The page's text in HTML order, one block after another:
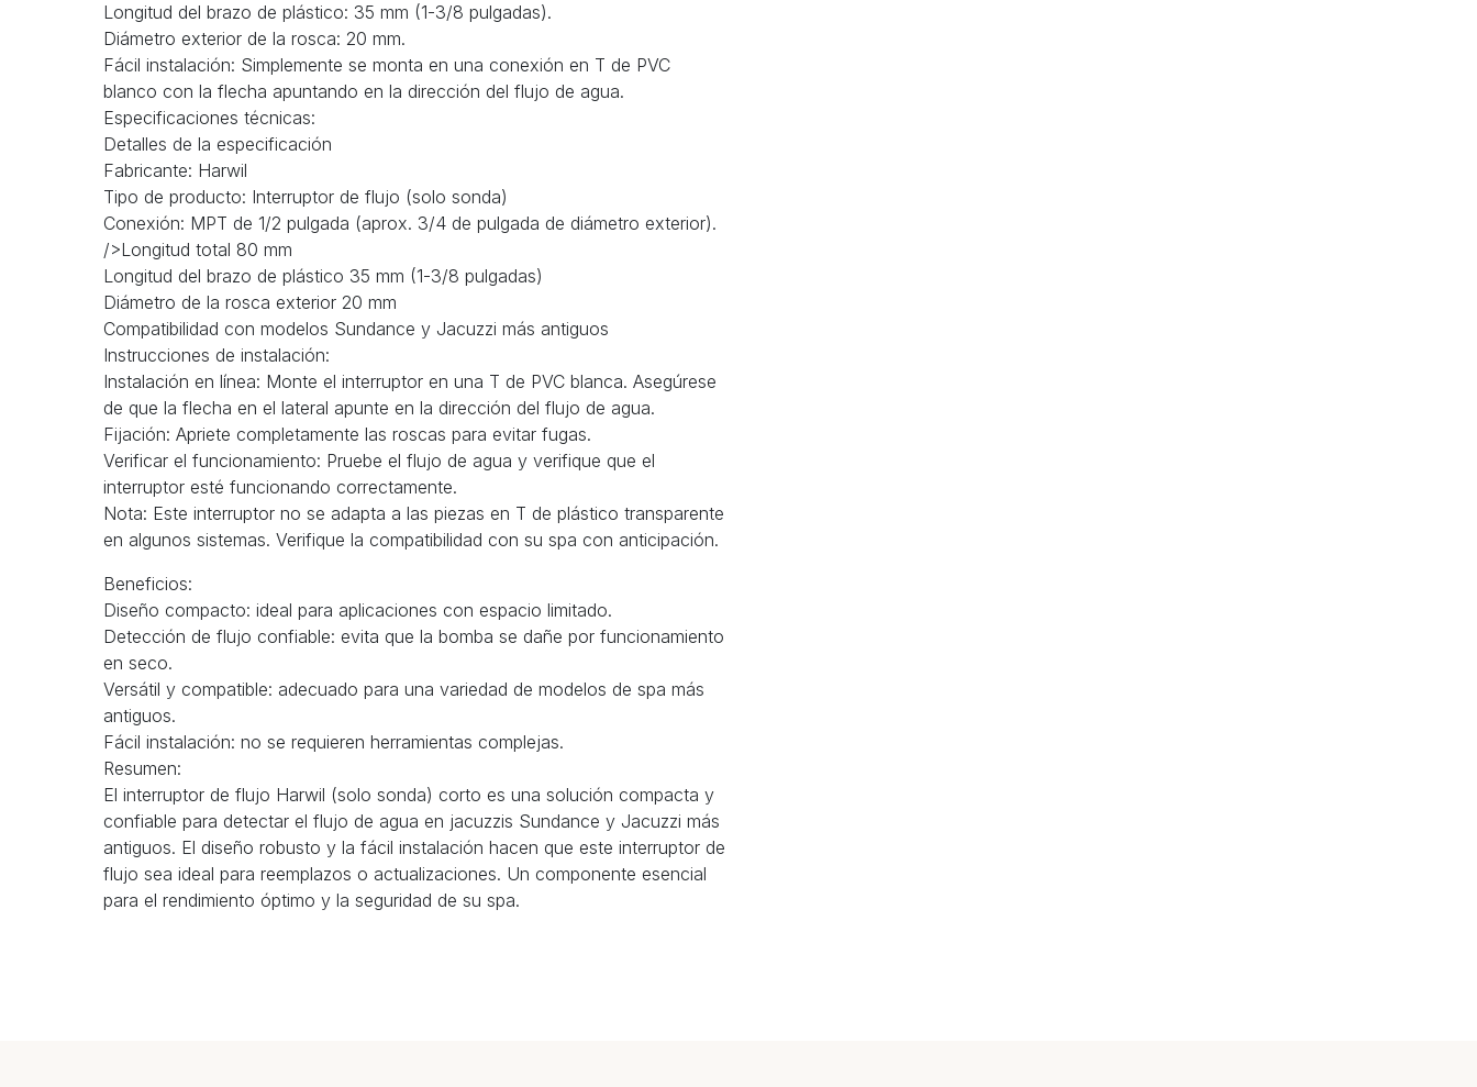
Longitud del brazo de plástico: 35 mm (1-3/8 pulgadas).
Diámetro exterior de la rosca: 20 mm.
Fácil instalación: Simplemente se monta en una conexión en T de PVC
blanco con la flecha apuntando en la dirección del flujo de agua.
Especificaciones técnicas:
Detalles de la especificación
Fabricante: Harwil
Tipo de producto: Interruptor de flujo (solo sonda)
Conexión: MPT de 1/2 pulgada (aprox. 3/4 de pulgada de diámetro exterior).
/>Longitud total 80 mm
Longitud del brazo de plástico 35 mm (1-3/8 pulgadas)
Diámetro de la rosca exterior 20 mm
Compatibilidad con modelos Sundance y Jacuzzi más antiguos
Instrucciones de instalación:
Instalación en línea: Monte el interruptor en una T de PVC blanca. Asegúrese
de que la flecha en el lateral apunte en la dirección del flujo de agua.
Fijación: Apriete completamente las roscas para evitar fugas.
Verificar el funcionamiento: Pruebe el flujo de agua y verifique que el
interruptor esté funcionando correctamente.
Nota: Este interruptor no se adapta a las piezas en T de plástico transparente
en algunos sistemas. Verifique la compatibilidad con su spa con anticipación.
Beneficios:
Diseño compacto: ideal para aplicaciones con espacio limitado.
Detección de flujo confiable: evita que la bomba se dañe por funcionamiento
en seco.
Versátil y compatible: adecuado para una variedad de modelos de spa más
antiguos.
Fácil instalación: no se requieren herramientas complejas.
Resumen:
El interruptor de flujo Harwil (solo sonda) corto es una solución compacta y
confiable para detectar el flujo de agua en jacuzzis Sundance y Jacuzzi más
antiguos. El diseño robusto y la fácil instalación hacen que este interruptor de
flujo sea ideal para reemplazos o actualizaciones. Un componente esencial
para el rendimiento óptimo y la seguridad de su spa.